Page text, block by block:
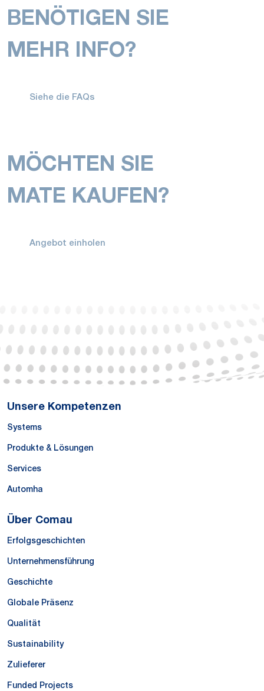
BENÖTIGEN SIE
MEHR INFO?
Siehe die FAQs
MÖCHTEN SIE
MATE KAUFEN?
Angebot einholen
Unsere Kompetenzen
Systems
Produkte & Lösungen
Services
Automha
Über Comau
Erfolgsgeschichten
Unternehmensführung
Geschichte
Globale Präsenz
Qualität
Sustainability
Zulieferer
Funded Projects